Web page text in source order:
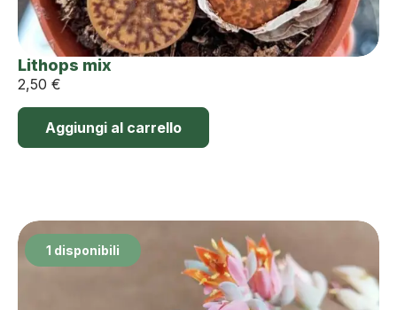
Lithops mix
2,50 €
Aggiungi al carrello
1 disponibili